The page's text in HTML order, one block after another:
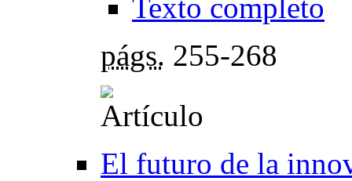
Texto completo
págs. 255-268
El futuro de la